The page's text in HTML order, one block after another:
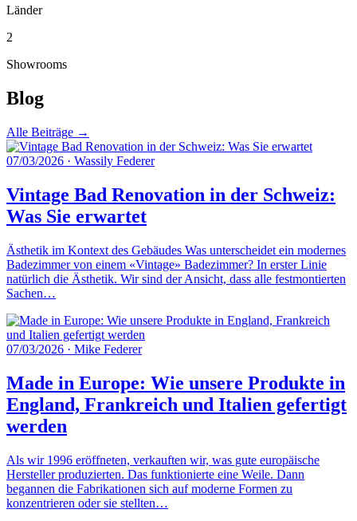
Länder
2
Showrooms
Blog
Alle Beiträge →
07/03/2026 · Wassily Federer
Vintage Bad Renovation in der Schweiz:
Was Sie erwartet
Ästhetik im Kontext des Gebäudes Was unterscheidet ein modernes
Badezimmer von einem «Vintage» Badezimmer? In erster Linie
natürlich die Ästhetik. Wir sind der Ansicht, dass alle festmontierten
Sachen…
07/03/2026 · Mike Federer
Made in Europe: Wie unsere Produkte in
England, Frankreich und Italien gefertigt
werden
Als wir 1996 eröffneten, verkauften wir, was gute europäische
Hersteller produzierten. Das funktionierte eine Weile. Dann
begannen die Fabrikationen sich auf moderne Formen zu
konzentrieren oder sie stellten…